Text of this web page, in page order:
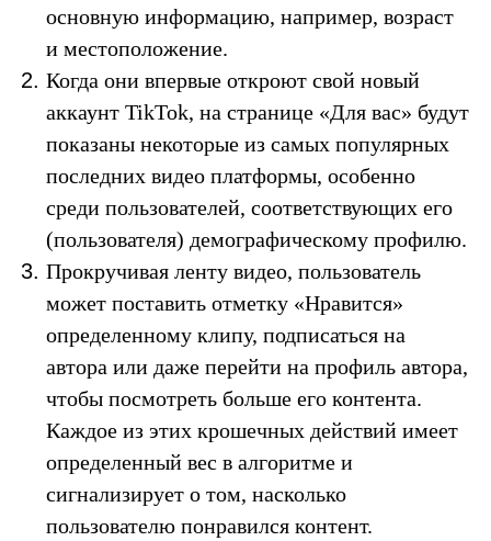
основную информацию, например, возраст
и местоположение.
Когда они впервые откроют свой новый
аккаунт TikTok, на странице «Для вас» будут
показаны некоторые из самых популярных
последних видео платформы, особенно
среди пользователей, соответствующих его
(пользователя) демографическому профилю.
Прокручивая ленту видео, пользователь
может поставить отметку «Нравится»
определенному клипу, подписаться на
автора или даже перейти на профиль автора,
чтобы посмотреть больше его контента.
Каждое из этих крошечных действий имеет
определенный вес в алгоритме и
сигнализирует о том, насколько
пользователю понравился контент.